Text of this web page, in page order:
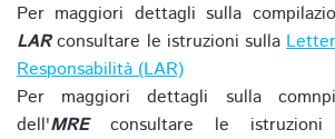
Per maggiori dettagli sulla
LARconsultare le istruzioni sulla
Responsabilità (LAR)
Per maggiori dettagli sulla
dell'MREconsultare le